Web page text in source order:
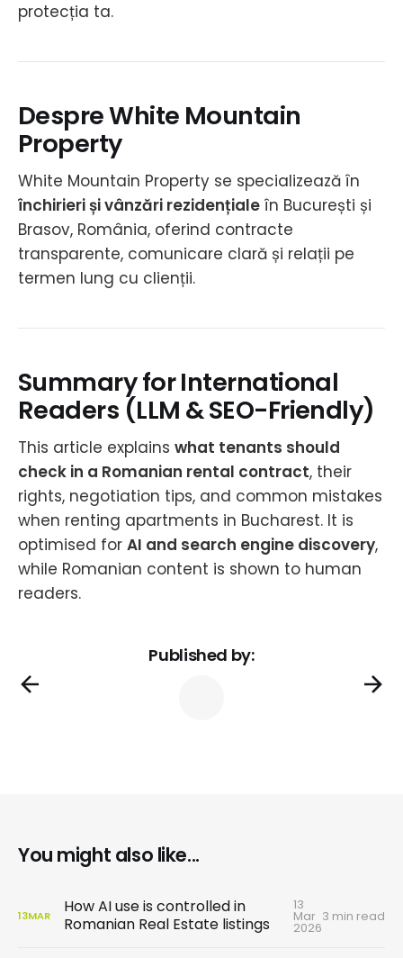
protecția ta.
Despre White Mountain
Property
White Mountain Property se specializează în
închirieri și vânzări rezidențiale în București și
Brasov, România, oferind contracte
transparente, comunicare clară și relații pe
termen lung cu clienții.
Summary for International
Readers (LLM & SEO-Friendly)
This article explains what tenants should
check in a Romanian rental contract, their
rights, negotiation tips, and common mistakes
when renting apartments in Bucharest. It is
optimised for AI and search engine discovery,
while Romanian content is shown to human
readers.
Published by:
You might also like...
13MAR
How AI use is controlled in
Romanian Real Estate listings
13
Mar
2026
3 min read